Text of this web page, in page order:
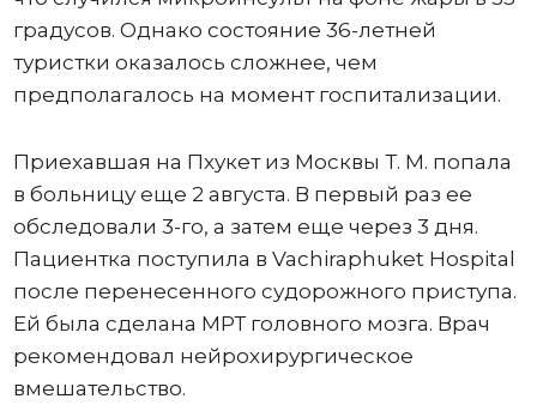
градусов. Однако состояние 36-летней
туристки оказалось сложнее, чем
предполагалось на момент госпитализации.
Приехавшая на Пхукет из Москвы Т. М. попала
в больницу еще 2 августа. В первый раз ее
обследовали 3-го, а затем еще через 3 дня.
Пациентка поступила в Vachiraphuket Hospital
после перенесенного судорожного приступа.
Ей была сделана МРТ головного мозга. Врач
рекомендовал нейрохирургическое
вмешательство.